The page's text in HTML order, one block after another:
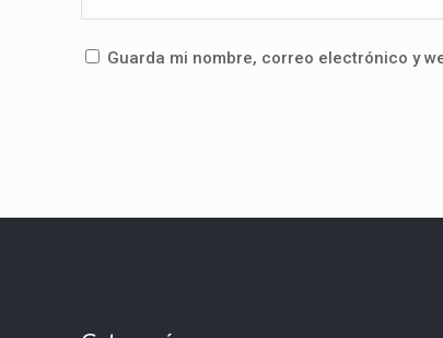
Guarda mi nombre, correo electrónico y